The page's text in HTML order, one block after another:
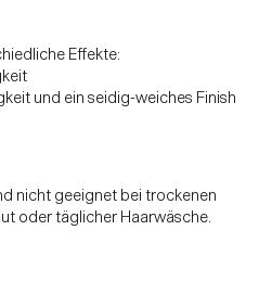
Effekte:
und ein seidig-weiches Finish
nicht geeignet bei trockenen
oder täglicher Haarwäsche.